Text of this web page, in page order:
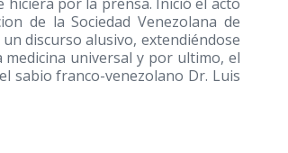
de la Sociedad Venezolana de
discurso alusivo, extendiéndose
universal y por ultimo, el
sabio franco-venezolano Dr. Luis